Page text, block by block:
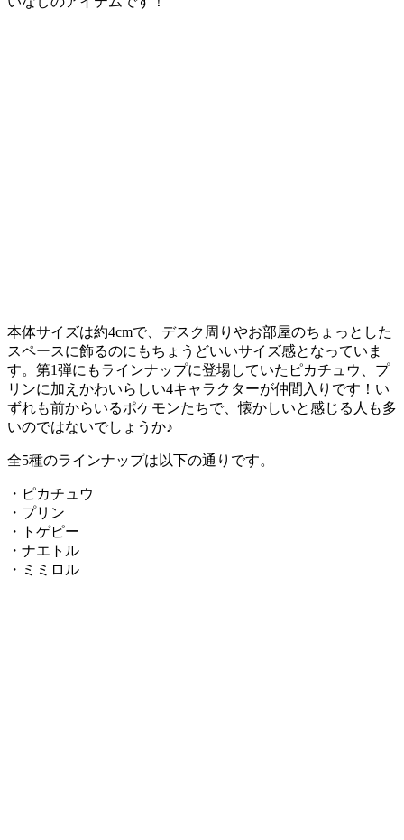
本体サイズは約4cmで、デスク周りやお部屋のちょっとした
スペースに飾るのにもちょうどいいサイズ感となっていま
す。第1弾にもラインナップに登場していたピカチュウ、プ
リンに加えかわいらしい4キャラクターが仲間入りです！い
ずれも前からいるポケモンたちで、懐かしいと感じる人も多
いのではないでしょうか♪
全5種のラインナップは以下の通りです。
・ピカチュウ
・プリン
・トゲピー
・ナエトル
・ミミロル